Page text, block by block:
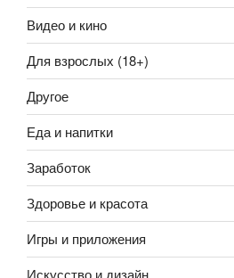
Видео и кино
Для взрослых (18+)
Другое
Еда и напитки
Заработок
Здоровье и красота
Игры и приложения